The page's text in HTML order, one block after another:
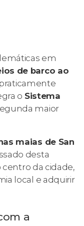
em
de barco ao
o Sistema
maior
maias de San
desta
centro da cidade,
local e adquirir
a